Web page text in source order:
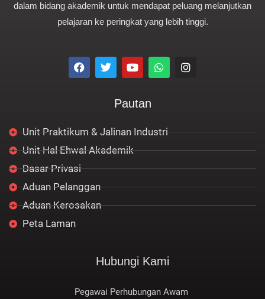
dalam bidang akademik untuk mendapat peluang melanjutkan
pelajaran ke peringkat yang lebih tinggi.
F
a
k
T
w
Y
o
u
e
W
h
p
I
n
a
Pautan
Unit Praktikum & Jalinan Industri
Unit Hal Ehwal Akademik
Dasar Privasi
Aduan Pelanggan
Aduan Kerosakan
Peta Laman
Hubungi Kami
Pegawai Perhubungan Awam